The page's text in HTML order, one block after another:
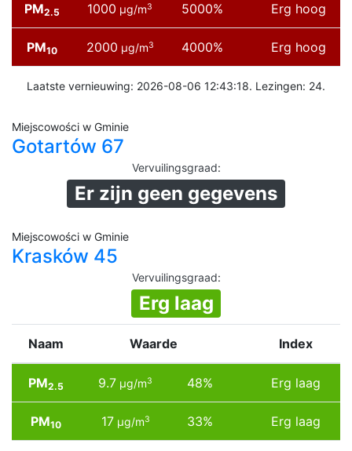
PM2.5 1000 µg/m3 5000% Erg hoog
PM10 2000 µg/m3 4000% Erg hoog
Laatste vernieuwing: 2026-08-06 12:43:18. Lezingen: 24.
Miejscowości w Gminie
Gotartów 67
Vervuilingsgraad:
Er zijn geen gegevens
Miejscowości w Gminie
Krasków 45
Vervuilingsgraad:
Erg laag
Naam Waarde Index
PM2.5 9.7 µg/m3 48% Erg laag
PM10 17µg/m3 33% Erg laag